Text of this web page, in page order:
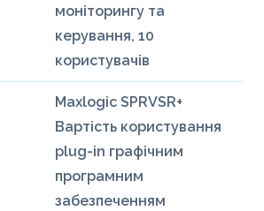
моніторингу та
керування, 10
користувачів
Maxlogic SPRVSR+
Вартість користування
plug-in графічним
програмним
забезпеченням